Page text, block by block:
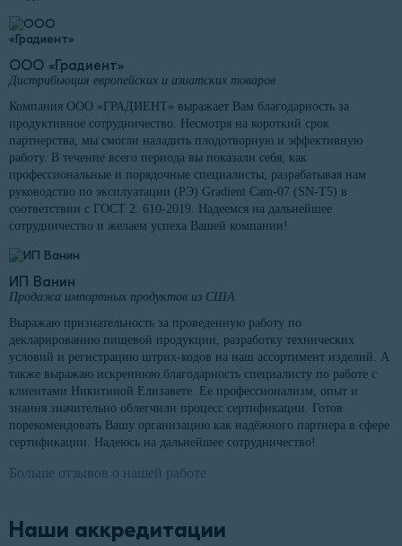
ООО «Градиент»
Дистрибьюция европейских и азиатских товаров
Компания ООО «ГРАДИЕНТ» выражает Вам благодарность за
продуктивное сотрудничество. Несмотря на короткий срок
партнерства, мы смогли наладить плодотворную и эффективную
работу. В течение всего периода вы показали себя, как
профессиональные и порядочные специалисты, разрабатывая нам
руководство по эксплуатации (РЭ) Gradient Cam-07 (SN-T5) в
соответствии с ГОСТ 2. 610-2019. Надеемся на дальнейшее
сотрудничество и желаем успеха Вашей компании!
ИП Ванин
Продажа импортных продуктов из США
Выражаю признательность за проведенную работу по
декларированию пищевой продукции, разработку технических
условий и регистрацию штрих-кодов на наш ассортимент изделий. А
также выражаю искреннюю благодарность специалисту по работе с
клиентами Никитиной Елизавете. Ее профессионализм, опыт и
знания значительно облегчили процесс сертификации. Готов
порекомендовать Вашу организацию как надёжного партнера в сфере
сертификации. Надеюсь на дальнейшее сотрудничество!
Больше отзывов о нашей работе
Наши аккредитации